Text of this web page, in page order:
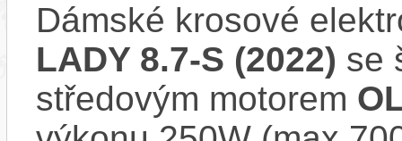
Dámské krosové
LADY 8.7-S (2022) se
středovým motorem